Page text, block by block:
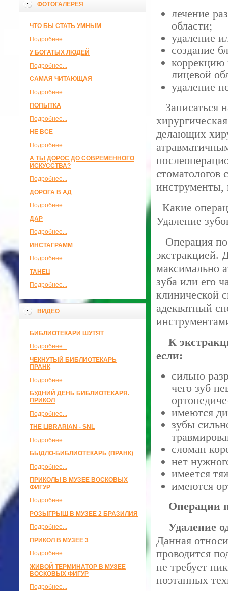
ФОТОГАЛЕРЕЯ
ЧТО БЫ СТАТЬ УМНЫМ
Подробнее...
У БОГАТЫХ ЛЮДЕЙ
Подробнее...
САМАЯ ЧИТАЮЩАЯ
Подробнее...
ПОПЫТКА
Подробнее...
НЕ ВСЕ
Подробнее...
А ТЫ ДОРОС ДО СОВРЕМЕННОГО
ИСКУССТВА?
Подробнее...
ДОРОГА В АД
Подробнее...
ДАР
Подробнее...
ИНСТАГРАММ
Подробнее...
ТАНЕЦ
Подробнее...
ВИДЕО
БИБЛИОТЕКАРИ ШУТЯТ
Подробнее...
ЧЕКНУТЫЙ БИБЛИОТЕКАРЬ
ПРАНК
Подробнее...
БУДНИЙ ДЕНЬ БИБЛИОТЕКАРЯ.
ПРИКОЛ
Подробнее...
THE LIBRARIAN - SNL
Подробнее...
БЫДЛО-БИБЛИОТЕКАРЬ (ПРАНК)
Подробнее...
ПРИКОЛЫ В МУЗЕЕ ВОСКОВЫХ
ФИГУР
Подробнее...
РОЗЫГРЫШ В МУЗЕЕ 2 БРАЗИЛИЯ
Подробнее...
ПРИКОЛ В МУЗЕЕ 3
Подробнее...
ЖИВОЙ ТЕРМИНАТОР В МУЗЕЕ
ВОСКОВЫХ ФИГУР
Подробнее...
лечение
области;
удаление
создание
коррекцию
лицевой
удаление
Записаться
делающих
стоматологов
инструменты,
Какие
Удаление
Операция по
экстракцией.
максимально
зуба или его
клинической
адекватный
К
если:
сильно
чего зуб
имеются
зубы
сломан
нет
имеется
имеются
Операции
Удаление
Данная
проводится
не требует
поэтапных